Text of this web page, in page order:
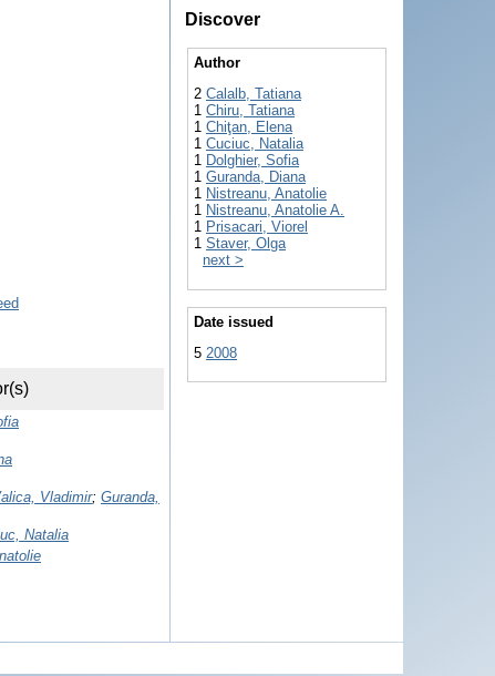
Vladimir; Guranda,
Natalia
Discover
Author
2 Calalb, Tatiana
1 Chiru, Tatiana
1 Chiţan, Elena
1 Cuciuc, Natalia
1 Dolghier, Sofia
1 Guranda, Diana
1 Nistreanu, Anatolie
1 Nistreanu, Anatolie A.
1 Prisacari, Viorel
1 Staver, Olga
next >
Date issued
5 2008